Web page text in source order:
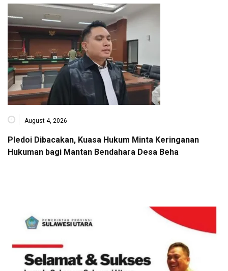
August 4, 2026
Pledoi Dibacakan, Kuasa Hukum Minta Keringanan
Hukuman bagi Mantan Bendahara Desa Beha